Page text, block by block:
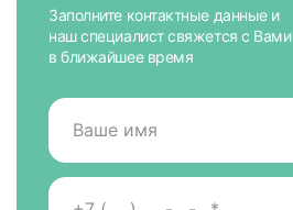
Заполните контактные данные и
наш специалист свяжется с Вами
в ближайшее время